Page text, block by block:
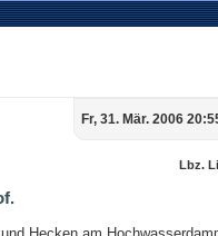
Fr, 31. Mär. 2006
Lbz.
Hecken am